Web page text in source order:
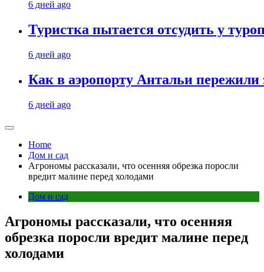
6 дней ago
Туристка пытается отсудить у
6 дней ago
Как в аэропорту Антальи
6 дней ago
Home
Дом и сад
Агрономы рассказали, что осенняя обрезка поросли
вредит малине перед холодами
Дом и сад
Агрономы рассказали, что осенняя
обрезка поросли вредит малине перед
холодами